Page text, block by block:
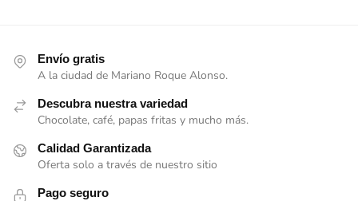
Envío gratis
A la ciudad de Mariano Roque Alonso.
Descubra nuestra variedad
Chocolate, café, papas fritas y mucho más.
Calidad Garantizada
Oferta solo a través de nuestro sitio
Pago seguro